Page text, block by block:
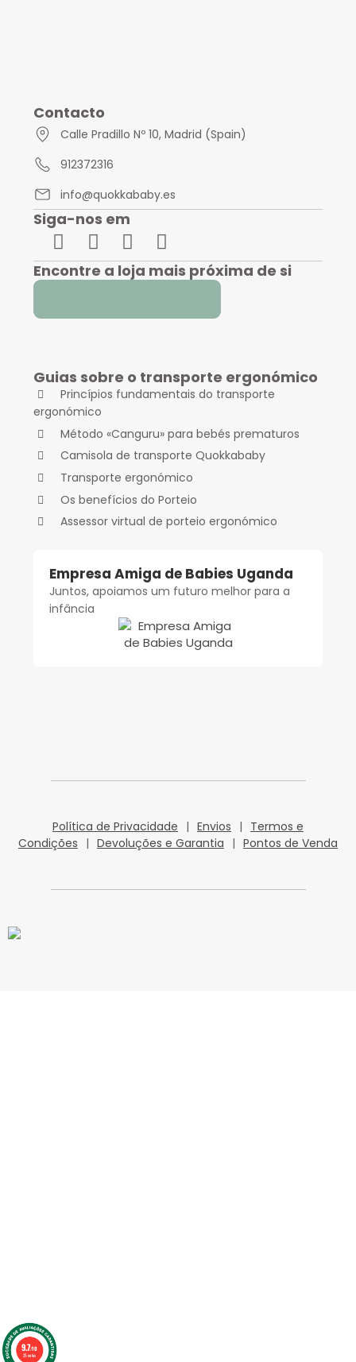
Contacto
Calle Pradillo Nº 10, Madrid (Spain)
912372316
info@quokkababy.es
Siga-nos em
Encontre a loja mais próxima de si
Guias sobre o transporte ergonómico
Princípios fundamentais do transporte
ergonómico
Método «Canguru» para bebés prematuros
Camisola de transporte Quokkababy
Transporte ergonómico
Os benefícios do Porteio
Assessor virtual de porteio ergonómico
Empresa Amiga de Babies Uganda
Juntos, apoiamos um futuro melhor para a
infância
Política de Privacidade | Envios | Termos e
Condições | Devoluções e Garantia | Pontos de Venda
9.7/10
25 notas